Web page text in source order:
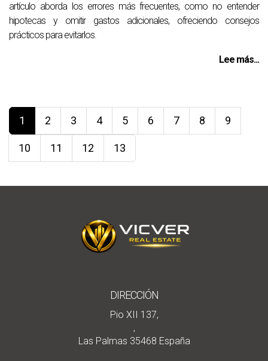
artículo aborda los errores más frecuentes, como no entender
hipotecas y omitir gastos adicionales, ofreciendo consejos
prácticos para evitarlos.
Lee más...
1 2 3 4 5 6 7 8 9
10 11 12 13
DIRECCIÓN
Pio XII 137,
,
Las Palmas 35468 España